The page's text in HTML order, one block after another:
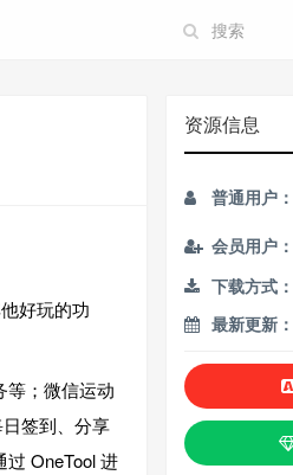
好玩的功
等；微信运动
签到、分享
OneTool 进
资源信息
普通用户：
会员用户：
下载方式：
最新更新：